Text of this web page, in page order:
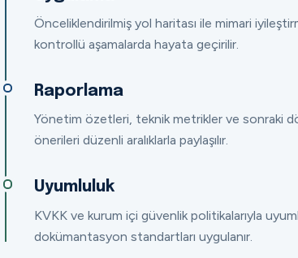
Önceliklendirilmiş yol haritası ile mimari
kontrollü aşamalarda hayata geçirilir.
Raporlama
Yönetim özetleri, teknik metrikler ve sonraki
önerileri düzenli aralıklarla paylaşılır.
Uyumluluk
KVKK ve kurum içi güvenlik politikalarıyla
dokümantasyon standartları uygulanır.